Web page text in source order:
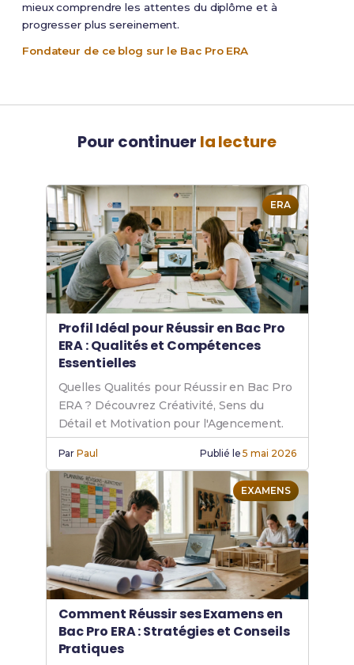
mieux comprendre les attentes du diplôme et à
progresser plus sereinement.
Fondateur de ce blog sur le Bac Pro ERA
Pour continuer la lecture
ERA
Profil Idéal pour Réussir en Bac Pro
ERA : Qualités et Compétences
Essentielles
Quelles Qualités pour Réussir en Bac Pro
ERA ? Découvrez Créativité, Sens du
Détail et Motivation pour l'Agencement.
ParPaul Publié le5 mai 2026
EXAMENS
Comment Réussir ses Examens en
Bac Pro ERA : Stratégies et Conseils
Pratiques